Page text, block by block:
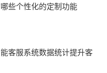
些个性化的定制功能
客服系统数据统计提升客